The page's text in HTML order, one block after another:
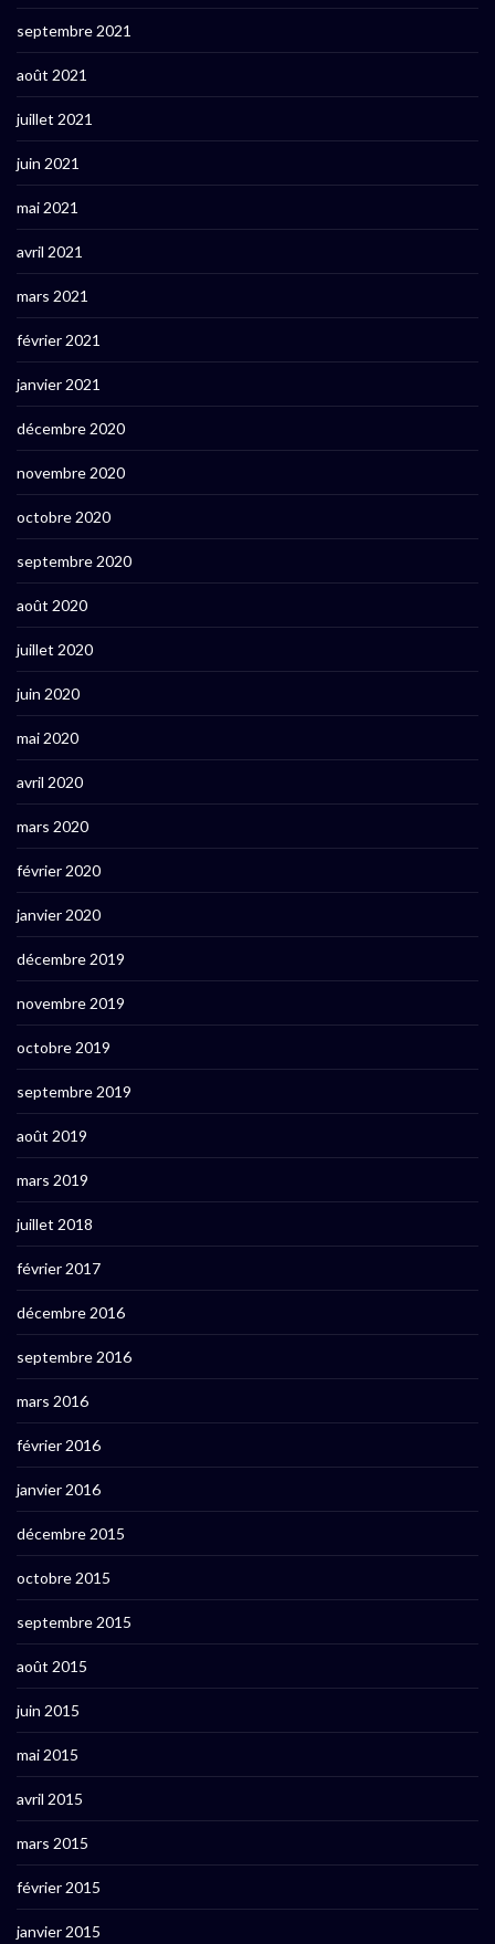
septembre 2021
août 2021
juillet 2021
juin 2021
mai 2021
avril 2021
mars 2021
février 2021
janvier 2021
décembre 2020
novembre 2020
octobre 2020
septembre 2020
août 2020
juillet 2020
juin 2020
mai 2020
avril 2020
mars 2020
février 2020
janvier 2020
décembre 2019
novembre 2019
octobre 2019
septembre 2019
août 2019
mars 2019
juillet 2018
février 2017
décembre 2016
septembre 2016
mars 2016
février 2016
janvier 2016
décembre 2015
octobre 2015
septembre 2015
août 2015
juin 2015
mai 2015
avril 2015
mars 2015
février 2015
janvier 2015